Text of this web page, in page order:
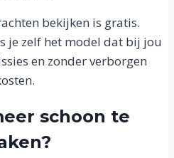
bekijken is gratis.
je zelf het model dat bij jou
en zonder verborgen
schoon te